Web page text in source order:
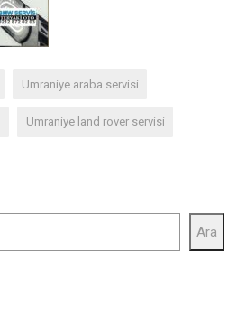
Ümraniye araba servisi
Ümraniye land rover servisi
Ara